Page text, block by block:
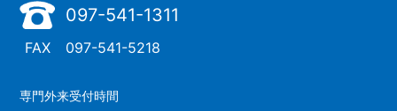
097-541-1311
FAX 097-541-5218
専門外来受付時間